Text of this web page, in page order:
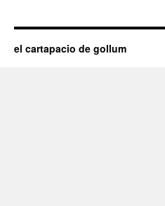
el cartapacio de gollum